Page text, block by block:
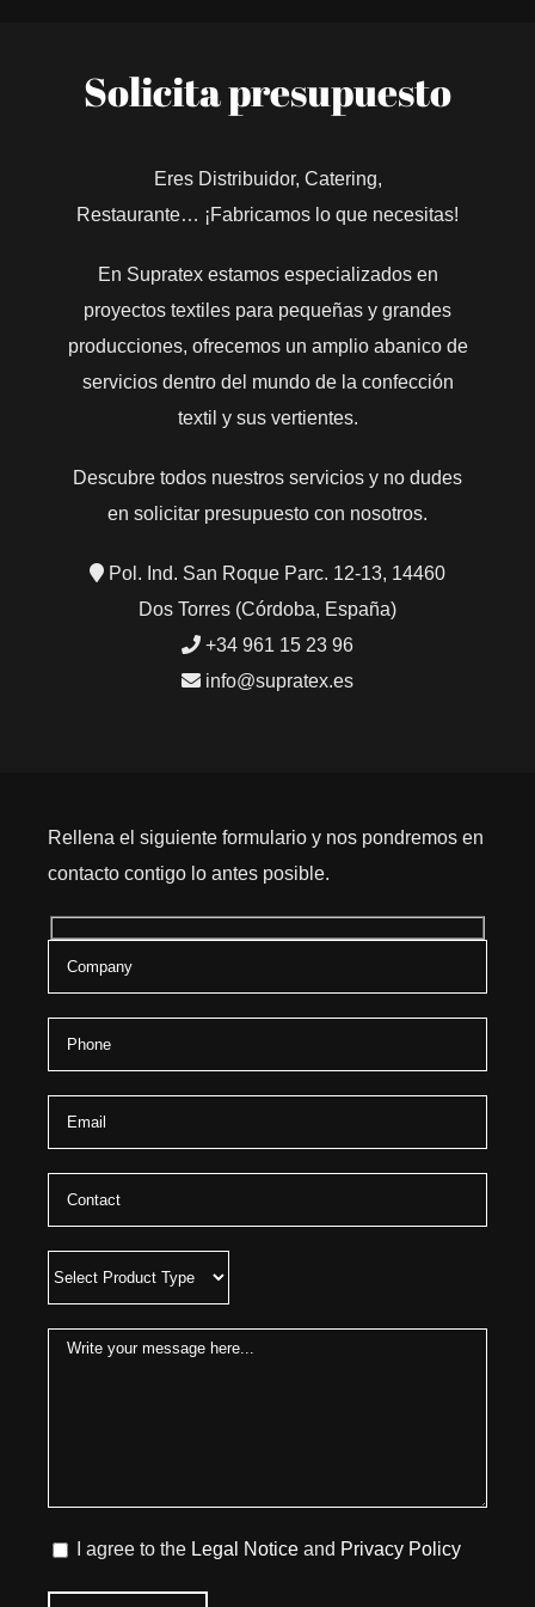
Solicita presupuesto
Eres Distribuidor, Catering,
Restaurante… ¡Fabricamos lo que necesitas!
En Supratex estamos especializados en
proyectos textiles para pequeñas y grandes
producciones, ofrecemos un amplio abanico de
servicios dentro del mundo de la confección
textil y sus vertientes.
Descubre todos nuestros servicios y no dudes
en solicitar presupuesto con nosotros.
Pol. Ind. San Roque Parc. 12-13, 14460
Dos Torres (Córdoba, España)
+34 961 15 23 96
info@supratex.es
Rellena el siguiente formulario y nos pondremos en
contacto contigo lo antes posible.
I agree to the Legal Notice and Privacy Policy